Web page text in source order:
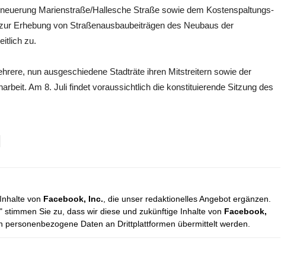
Marienstraße/Hallesche Straße sowie dem Kostenspaltungs-
Erhebung von Straßenausbaubeiträgen des Neubaus der
zu.
nun ausgeschiedene Stadträte ihren Mitstreitern sowie der
Am 8. Juli findet voraussichtlich die konstituierende Sitzung des
von Facebook, Inc. , die unser redaktionelles Angebot ergänzen.
stimmen Sie zu, dass wir diese und zukünftige Inhalte von Facebook,
Daten an Drittplattformen übermittelt werden.